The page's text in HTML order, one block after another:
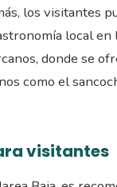
los visitantes
local en
donde se
como el
visitantes